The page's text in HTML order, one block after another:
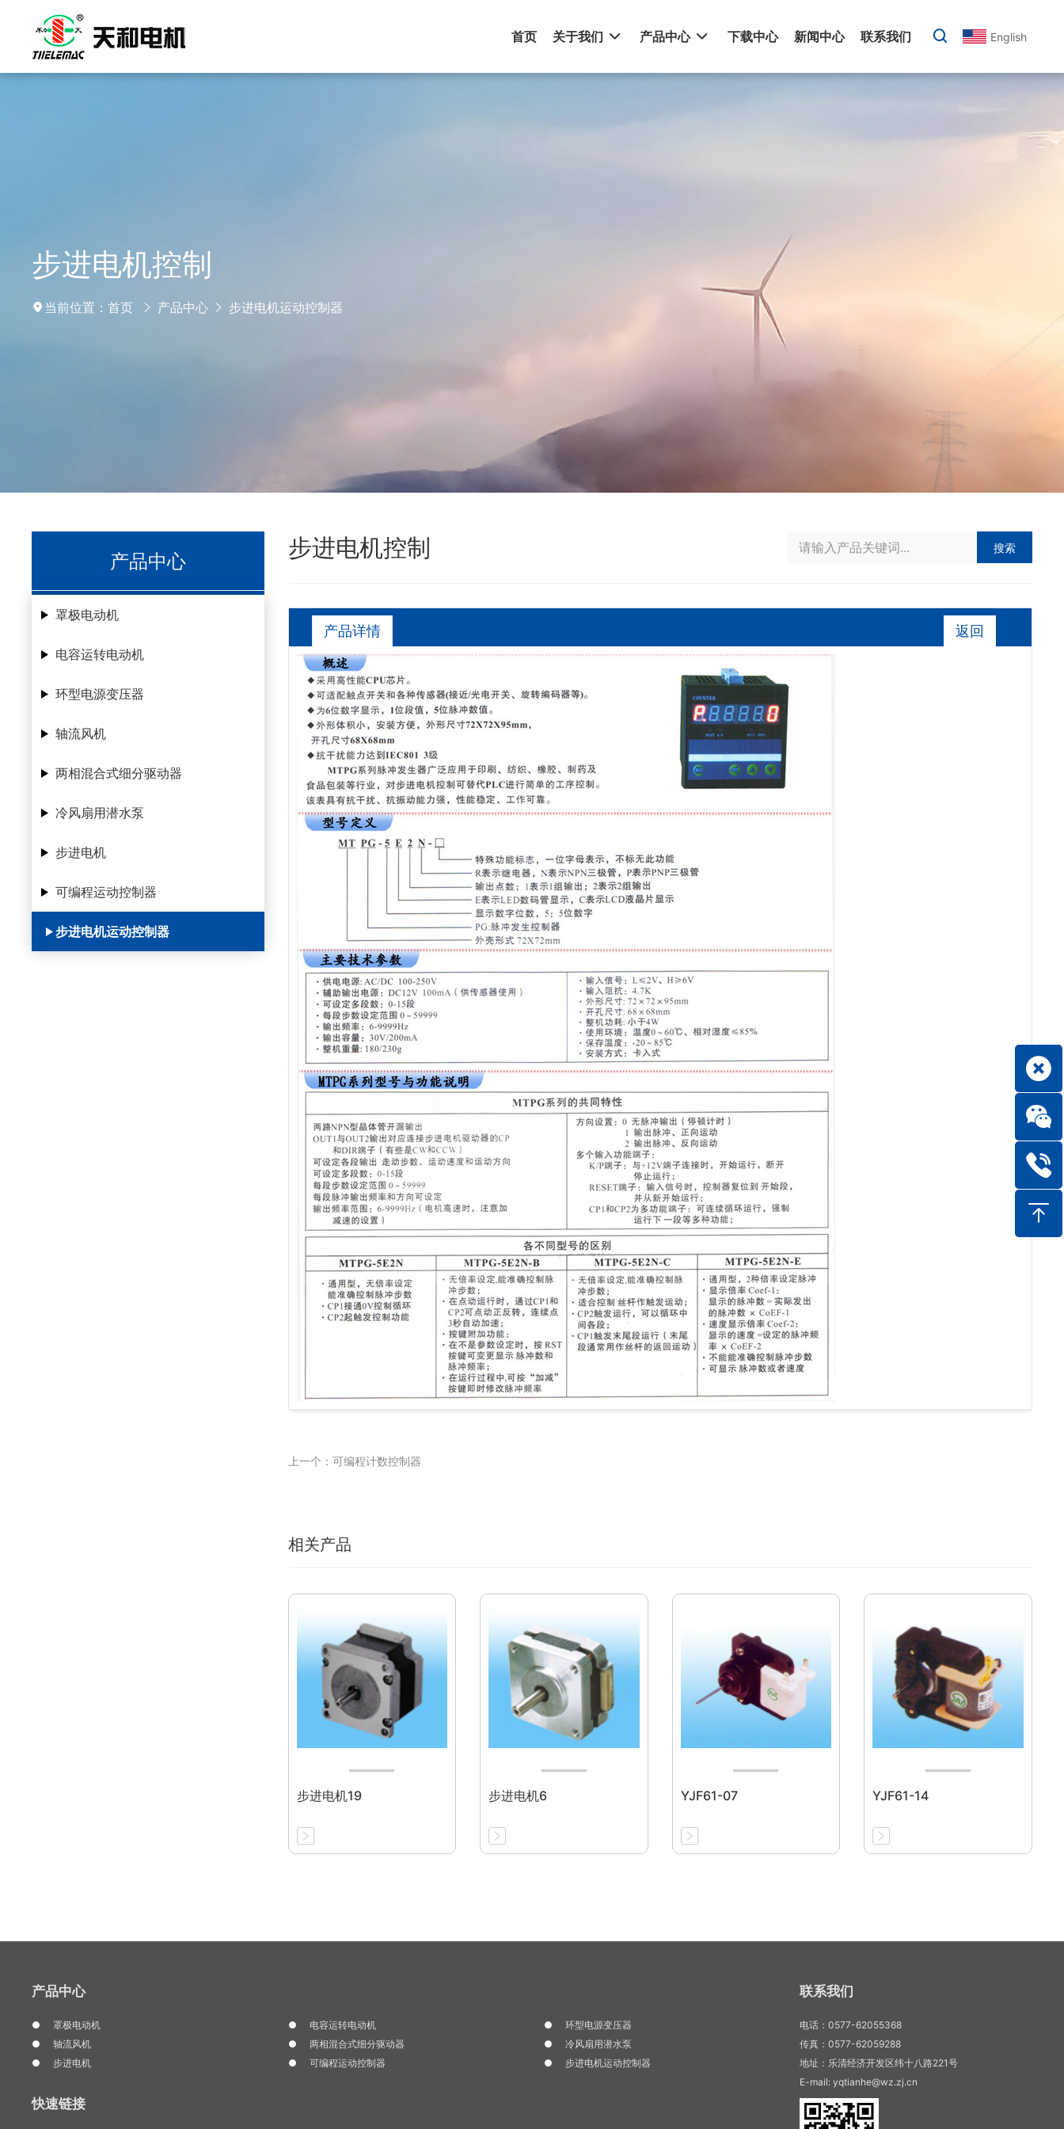
首页 关于我们 产品中心 下载中心 新闻中心 联系我们 English
步进电机控制
当前位置：首页 产品中心 步进电机运动控制器
产品中心
罩极电动机
电容运转电动机
环型电源变压器
轴流风机
两相混合式细分驱动器
冷风扇用潜水泵
步进电机
可编程运动控制器
步进电机运动控制器
步进电机控制 搜索
产品详情 返回
上一个：可编程计数控制器
相关产品
步进电机19 步进电机6 YJF61-07 YJF61-14
产品中心
罩极电动机 电容运转电动机
环型电源变压器
轴流风机
两相混合式细分驱动器
冷风扇用潜水泵
步进电机
可编程运动控制器 步进电机运动控制器
快速链接
联系我们
电话：0577-62055368
传真：0577-62059288
地址：乐清经济开发区纬十八路221号
E-mail: yqtianhe@wz.zj.cn